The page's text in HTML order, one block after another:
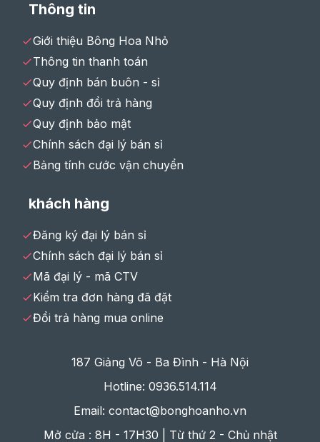
Thông tin
Giới thiệu Bông Hoa Nhỏ
Thông tin thanh toán
Quy định bán buôn - sỉ
Quy định đổi trả hàng
Quy định bảo mật
Chính sách đại lý bán sỉ
Bảng tính cước vận chuyển
khách hàng
Đăng ký đại lý bán sỉ
Chính sách đại lý bán sỉ
Mã đại lý - mã CTV
Kiểm tra đơn hàng đã đặt
Đổi trả hàng mua online
187 Giảng Võ - Ba Đình - Hà Nội
Hotline: 0936.514.114
Email: contact@bonghoanho.vn
Mở cửa : 8H - 17H30 | Từ thứ 2 - Chủ nhật